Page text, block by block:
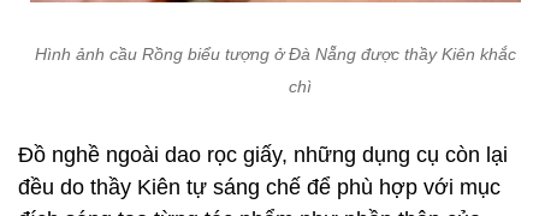
Hình ảnh cầu Rồng biểu tượng ở Đà Nẵng được thầy Kiên khắc
chì
Đồ nghề ngoài dao rọc giấy, những dụng cụ còn lại
đều do thầy Kiên tự sáng chế để phù hợp với mục